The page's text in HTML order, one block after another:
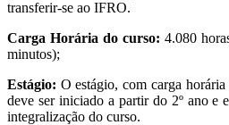
transferir-­se ao IFRO.
Carga Horária do curso: 4.080
minutos);
Estágio: O estágio, com carga
deve ser iniciado a partir do 2º ano e
integralização do curso.